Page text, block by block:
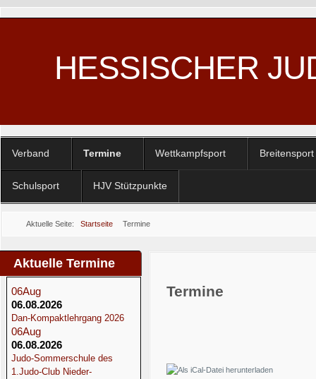
HESSISCHER
Verband Termine Wettkampfsport Breitensport
Schulsport HJV Stützpunkte
Aktuelle Seite: Startseite Termine
Aktuelle Termine
06Aug
06.08.2026
Dan-Kompaktlehrgang 2026
06Aug
06.08.2026
Judo-Sommerschule des
1.Judo-Club Nieder-
Termine